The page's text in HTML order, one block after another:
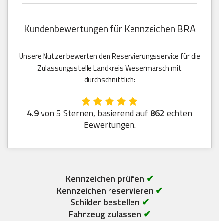
Kundenbewertungen für Kennzeichen BRA
Unsere Nutzer bewerten den Reservierungsservice für die
Zulassungsstelle Landkreis Wesermarsch mit
durchschnittlich:
4.9von 5 Sternen, basierend auf862 echten
Bewertungen.
Kennzeichen prüfen ✔
Kennzeichen reservieren ✔
Schilder bestellen ✔
Fahrzeug zulassen ✔